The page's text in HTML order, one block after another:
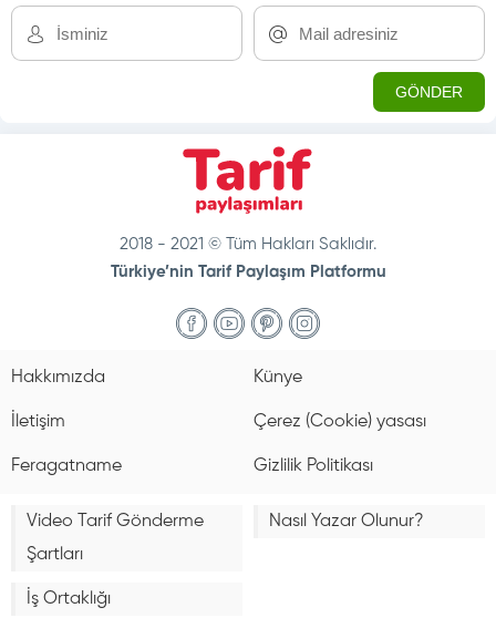
2018 - 2021 © Tüm Hakları Saklıdır.
Türkiye’nin Tarif Paylaşım Platformu
sabitleme
Hakkımızda Künye
İletişim Çerez (Cookie) yasası
Feragatname Gizlilik Politikası
Video Tarif Gönderme
Şartları
Nasıl Yazar Olunur?
İş Ortaklığı